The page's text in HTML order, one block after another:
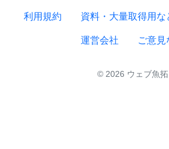
利用規約 資料・大量取得用な
運営会社 ご意見
© 2026 ウェブ魚拓